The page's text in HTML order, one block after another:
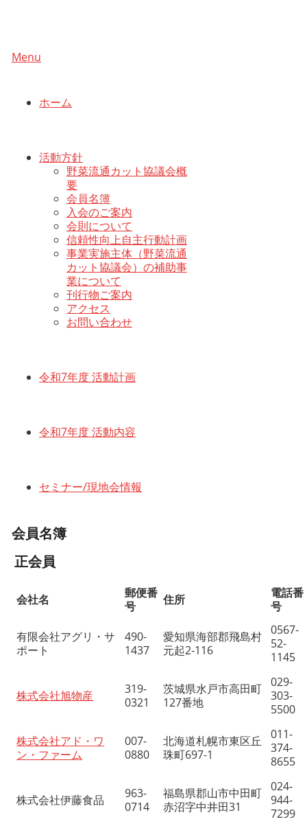
Menu
ホーム
活動方針
野菜流通カット協議会概
要
会員名簿
入会のご案内
会則について
信頼性向上自主行動計画
事業実施主体（野菜流通
カット協議会）の補助事
業について
刊行物ご案内
アクセス
お問い合わせ
令和7年度 活動計画
令和7年度 活動内容
セミナー/現地会情報
会員名簿
正会員
会社名
郵便番
号
住所
電話番
号
有限会社アグリ・サ
ポート
490-
1437
愛知県海部郡飛島村
元起2-116
0567-
52-
1145
株式会社旭物産
319-
0321
茨城県水戸市高田町
127番地
029-
303-
5500
株式会社アド・ワ
ン・ファーム
007-
0880
北海道札幌市東区丘
珠町697-1
011-
374-
8655
株式会社伊藤食品
963-
0714
福島県郡山市中田町
赤沼字中井田31
024-
944-
7299